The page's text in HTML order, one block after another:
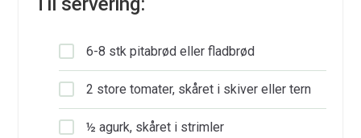
6-8 stk pitabrød eller fladbrød
2 store tomater, skåret i skiver eller tern
½ agurk, skåret i strimler